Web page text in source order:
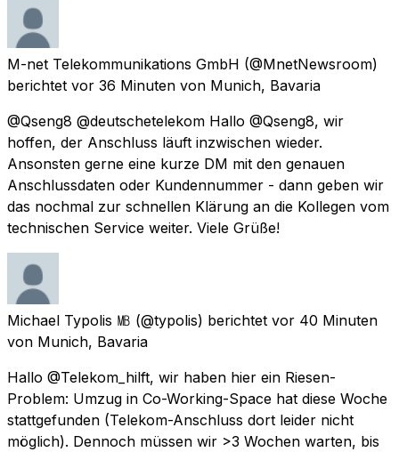
M-net Telekommunikations GmbH (@MnetNewsroom)
berichtet vor 36 Minuten von Munich, Bavaria
@Qseng8 @deutschetelekom Hallo @Qseng8, wir
hoffen, der Anschluss läuft inzwischen wieder.
Ansonsten gerne eine kurze DM mit den genauen
Anschlussdaten oder Kundennummer - dann geben wir
das nochmal zur schnellen Klärung an die Kollegen vom
technischen Service weiter. Viele Grüße!
Michael Typolis ㎆ (@typolis) berichtet vor 40 Minuten
von Munich, Bavaria
Hallo @Telekom_hilft, wir haben hier ein Riesen-
Problem: Umzug in Co-Working-Space hat diese Woche
stattgefunden (Telekom-Anschluss dort leider nicht
möglich). Dennoch müssen wir >3 Wochen warten, bis